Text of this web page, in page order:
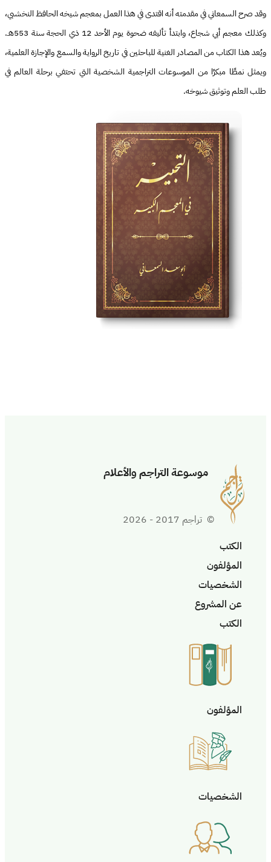
وقد صرح السمعاني في مقدمته أنه اقتدى في هذا العمل بمعجم شيخه الحافظ النخشبي،
وكذلك معجم أبي شجاع، وابتدأ تأليفه ضحوة يوم الأحد 12 ذي الحجة سنة 553هـ.
ويُعد هذا الكتاب من المصادر الغنية للباحثين في تاريخ الرواية والسمع والإجازة العلمية،
ويمثل نمطًا مبكرًا من الموسوعات التراجمية الشخصية التي تحتفي برحلة العالم في
طلب العلم وتوثيق شيوخه.
موسوعة التراجم والأعلام
© تراجم 2017 - 2026
الكتب
المؤلفون
الشخصيات
عن المشروع
الكتب
المؤلفون
الشخصيات